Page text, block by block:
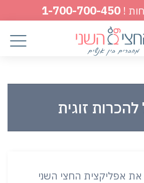
!
1-700-700-450
להכרות זוגית
את אפליקצית החצי השני